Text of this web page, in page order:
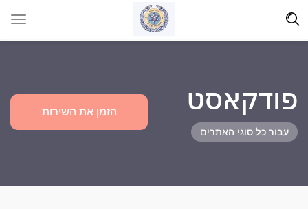
פודקאסט
עבור כל סוגי האתרים
הזמן את השירות